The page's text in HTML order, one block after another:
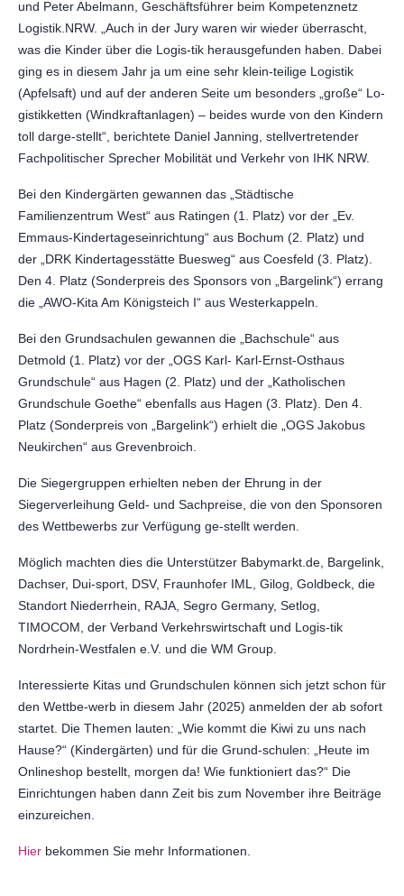
und Peter Abelmann, Geschäftsführer beim Kompetenznetz
Logistik.NRW. „Auch in der Jury waren wir wieder überrascht,
was die Kinder über die Logis-tik herausgefunden haben. Dabei
ging es in diesem Jahr ja um eine sehr klein-teilige Logistik
(Apfelsaft) und auf der anderen Seite um besonders „große“ Lo-
gistikketten (Windkraftanlagen) – beides wurde von den Kindern
toll darge-stellt“, berichtete Daniel Janning, stellvertretender
Fachpolitischer Sprecher Mobilität und Verkehr von IHK NRW.
Bei den Kindergärten gewannen das „Städtische
Familienzentrum West“ aus Ratingen (1. Platz) vor der „Ev.
Emmaus-Kindertageseinrichtung“ aus Bochum (2. Platz) und
der „DRK Kindertagesstätte Buesweg“ aus Coesfeld (3. Platz).
Den 4. Platz (Sonderpreis des Sponsors von „Bargelink“) errang
die „AWO-Kita Am Königsteich I“ aus Westerkappeln.
Bei den Grundsachulen gewannen die „Bachschule“ aus
Detmold (1. Platz) vor der „OGS Karl- Karl-Ernst-Osthaus
Grundschule“ aus Hagen (2. Platz) und der „Katholischen
Grundschule Goethe“ ebenfalls aus Hagen (3. Platz). Den 4.
Platz (Sonderpreis von „Bargelink“) erhielt die „OGS Jakobus
Neukirchen“ aus Grevenbroich.
Die Siegergruppen erhielten neben der Ehrung in der
Siegerverleihung Geld- und Sachpreise, die von den Sponsoren
des Wettbewerbs zur Verfügung ge-stellt werden.
Möglich machten dies die Unterstützer Babymarkt.de, Bargelink,
Dachser, Dui-sport, DSV, Fraunhofer IML, Gilog, Goldbeck, die
Standort Niederrhein, RAJA, Segro Germany, Setlog,
TIMOCOM, der Verband Verkehrswirtschaft und Logis-tik
Nordrhein-Westfalen e.V. und die WM Group.
Interessierte Kitas und Grundschulen können sich jetzt schon für
den Wettbe-werb in diesem Jahr (2025) anmelden der ab sofort
startet. Die Themen lauten: „Wie kommt die Kiwi zu uns nach
Hause?“ (Kindergärten) und für die Grund-schulen: „Heute im
Onlineshop bestellt, morgen da! Wie funktioniert das?“ Die
Einrichtungen haben dann Zeit bis zum November ihre Beiträge
einzureichen.
Hier bekommen Sie mehr Informationen.